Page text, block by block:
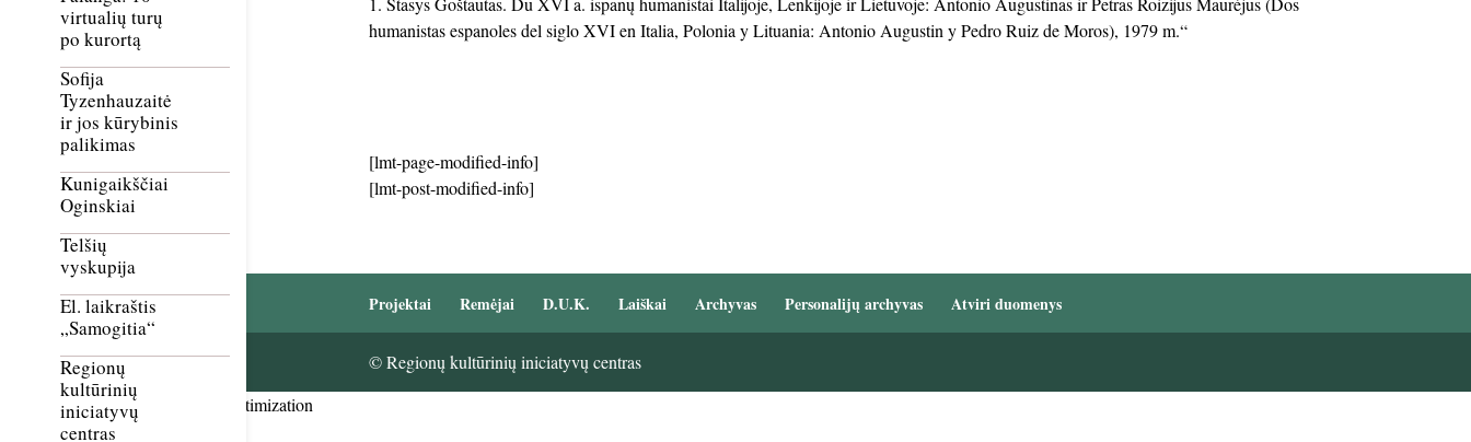
virtualių turų
po kurortą
Sofija
Tyzenhauzaitė
ir jos kūrybinis
palikimas
Kunigaikščiai
Oginskiai
Telšių
vyskupija
El. laikraštis
„Samogitia“
Regionų
kultūrinių
iniciatyvų
centras
humanistas espanoles del siglo XVI en Italia, Polonia y Lituania: Antonio Augustin y Pedro Ruiz de Moros), 1979 m.“
[lmt-page-modified-info]
[lmt-post-modified-info]
Projektai Remėjai D.U.K. Laiškai Archyvas Personalijų archyvas Atviri duomenys
© Regionų kultūrinių iniciatyvų centras
Smush Image Compression and Optimization